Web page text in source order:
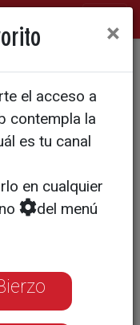
sonar
×
el acceso a
contempla la
es tu canal
en cualquier
del menú